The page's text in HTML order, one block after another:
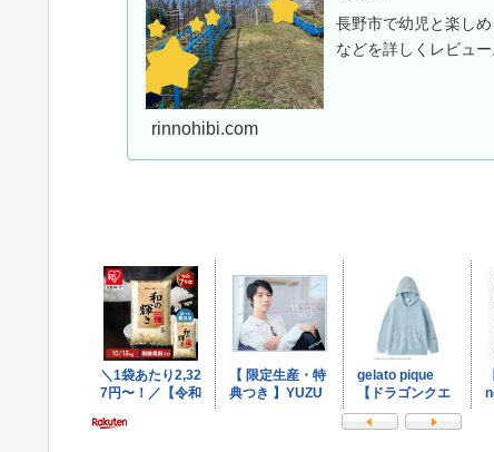
長野市で幼児と楽し
などを詳しくレビュー
rinnohibi.com